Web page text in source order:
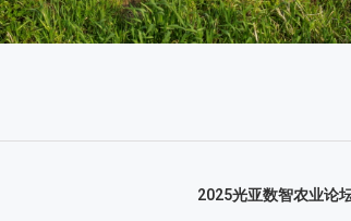
2025光亚数智农业论